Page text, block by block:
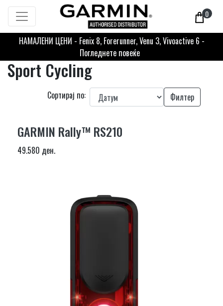
0
НАМАЛЕНИ ЦЕНИ - Fenix 8, Forerunner, Venu 3, Vivoactive 6 -
Погледнете повеќе
Sport Cycling
Сортирај по: Филтер
GARMIN Rally™ RS210
49.580 ден.